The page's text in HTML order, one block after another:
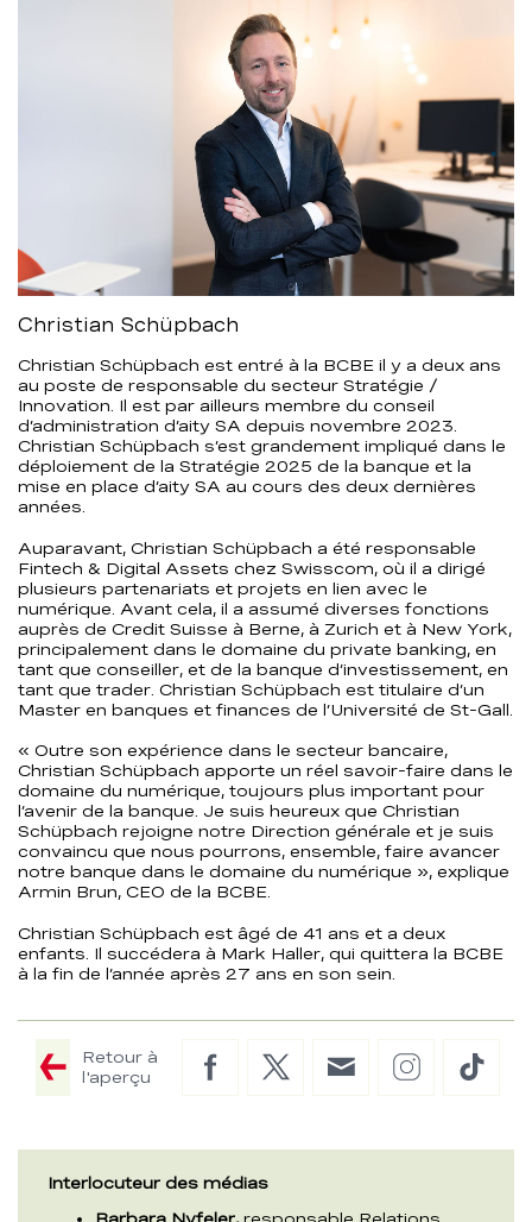
Interlocuteur des médias
Barbara Nyfeler, responsable Relations
Christian Schüpbach
Christian Schüpbach est entré à la BCBE il y a deux ans
au poste de responsable du secteur Stratégie /
Innovation. Il est par ailleurs membre du conseil
d’administration d’aity SA depuis novembre 2023.
Christian Schüpbach s’est grandement impliqué dans le
déploiement de la Stratégie 2025 de la banque et la
mise en place d’aity SA au cours des deux dernières
années.
Auparavant, Christian Schüpbach a été responsable
Fintech & Digital Assets chez Swisscom, où il a dirigé
plusieurs partenariats et projets en lien avec le
numérique. Avant cela, il a assumé diverses fonctions
auprès de Credit Suisse à Berne, à Zurich et à New York,
principalement dans le domaine du private banking, en
tant que conseiller, et de la banque d’investissement, en
tant que trader. Christian Schüpbach est titulaire d’un
Master en banques et finances de l’Université de St-Gall.
« Outre son expérience dans le secteur bancaire,
Christian Schüpbach apporte un réel savoir-faire dans le
domaine du numérique, toujours plus important pour
l’avenir de la banque. Je suis heureux que Christian
Schüpbach rejoigne notre Direction générale et je suis
convaincu que nous pourrons, ensemble, faire avancer
notre banque dans le domaine du numérique », explique
Armin Brun, CEO de la BCBE.
Christian Schüpbach est âgé de 41 ans et a deux
enfants. Il succédera à Mark Haller, qui quittera la BCBE
à la fin de l’année après 27 ans en son sein.
Retour à
l'aperçu
FacebookTwitter
E-
Instagram